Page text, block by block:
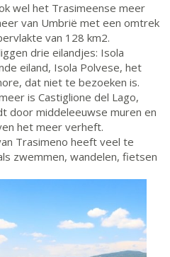
wel het Trasimeense meer
van Umbrië met een omtrek
van 128 km2.
drie eilandjes: Isola
eiland, Isola Polvese, het
dat niet te bezoeken is.
is Castiglione del Lago,
door middeleeuwse muren en
het meer verheft.
Trasimeno heeft veel te
zwemmen, wandelen, fietsen